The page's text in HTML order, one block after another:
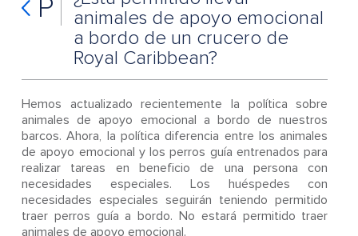
P
animales de apoyo emocional
a bordo de un crucero de
Royal Caribbean?
Hemos actualizado recientemente la política sobre
animales de apoyo emocional a bordo de nuestros
barcos. Ahora, la política diferencia entre los animales
de apoyo emocional y los perros guía entrenados para
realizar tareas en beneficio de una persona con
necesidades especiales. Los huéspedes con
necesidades especiales seguirán teniendo permitido
traer perros guía a bordo. No estará permitido traer
animales de apoyo emocional.